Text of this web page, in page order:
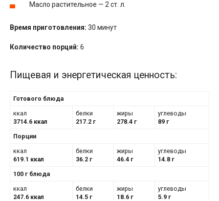
Масло растительное — 2 ст. л.
Время приготовления: 30 минут
Количество порций: 6
Пищевая и энергетическая ценность:
Готового блюда
ккал
3714.6 ккал
белки
217.2 г
жиры
278.4 г
углеводы
89 г
Порции
ккал
619.1 ккал
белки
36.2 г
жиры
46.4 г
углеводы
14.8 г
100 г блюда
ккал
247.6 ккал
белки
14.5 г
жиры
18.6 г
углеводы
5.9 г